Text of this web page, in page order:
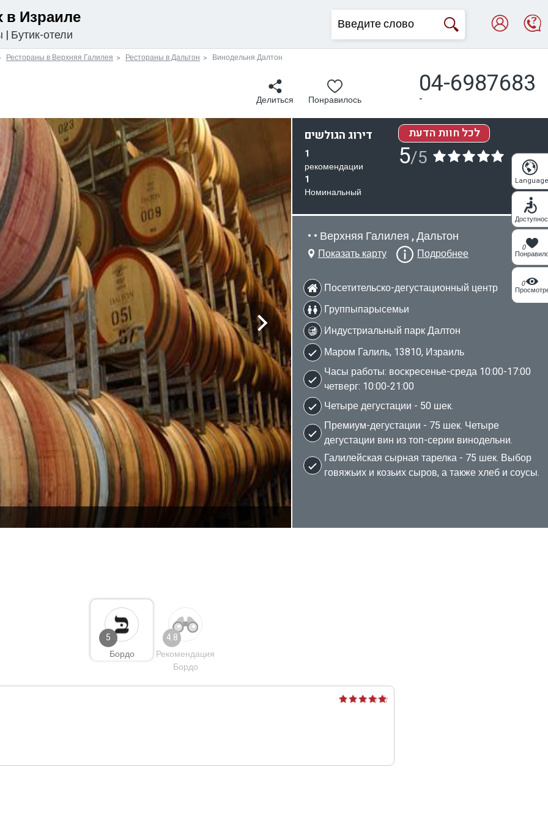
Израиле
| Бутик-отели
Language
0
0
Рестораны в Верхняя Галилея Рестораны в Дальтон Винодельня Далтон
Делиться Понравилось
04-6987683
-
דירוג הגולשים
1
рекомендации
1
Номинальный
לכל חוות הדעת
5/5
• • Верхняя Галилея , Дальтон
Показать карту Подробнее
Посетительско-дегустационный центр
Группыпарысемьи
Индустриальный парк Далтон
Маром Галиль, 13810, Израиль
Часы работы: воскресенье-среда 10:00-17:00
четверг: 10:00-21:00
Четыре дегустации - 50 шек.
Премиум-дегустации - 75 шек. Четыре
дегустации вин из топ-серии винодельни.
Галилейская сырная тарелка - 75 шек. Выбор
говяжьих и козьих сыров, а также хлеб и соусы.
5
Бордо
4.8
Рекомендация
Бордо